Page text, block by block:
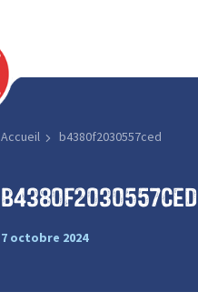
Accueil b4380f2030557ced
b4380f2030557ced
7 octobre 2024